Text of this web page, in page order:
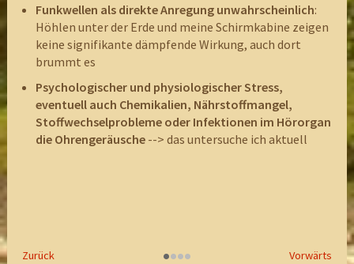
Funkwellen als direkte Anregung unwahrscheinlich:
Höhlen unter der Erde und meine Schirmkabine zeigen
keine signifikante dämpfende Wirkung, auch dort
brummt es
Psychologischer und physiologischer Stress,
eventuell auch Chemikalien, Nährstoffmangel,
Stoffwechselprobleme oder Infektionen im Hörorgan
die Ohrengeräusche --> das untersuche ich aktuell
Zurück •••• Vorwärts